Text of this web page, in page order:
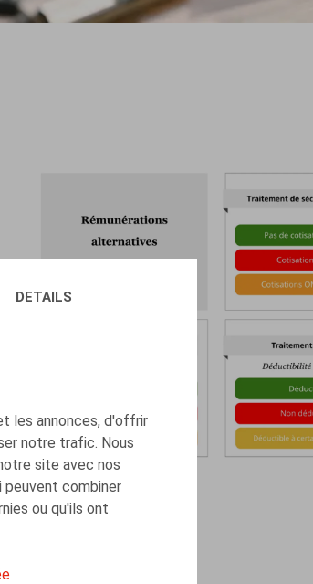
DETAILS
les annonces, d'offrir
notre trafic. Nous
site avec nos
peuvent combiner
ou qu'ils ont